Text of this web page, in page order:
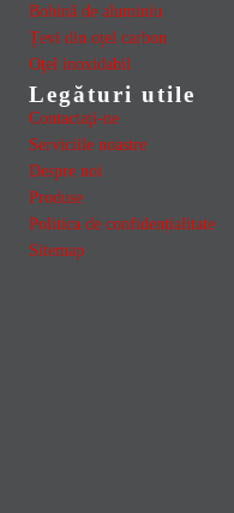
Bobină de aluminiu
Țevi din oțel carbon
Oţel inoxidabil
Legături utile
Contactaţi-ne
Serviciile noastre
Despre noi
Produse
Politica de confidențialitate
Sitemap